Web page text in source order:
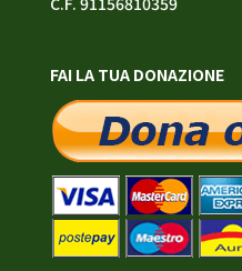
FAI LA TUA DONAZIONE